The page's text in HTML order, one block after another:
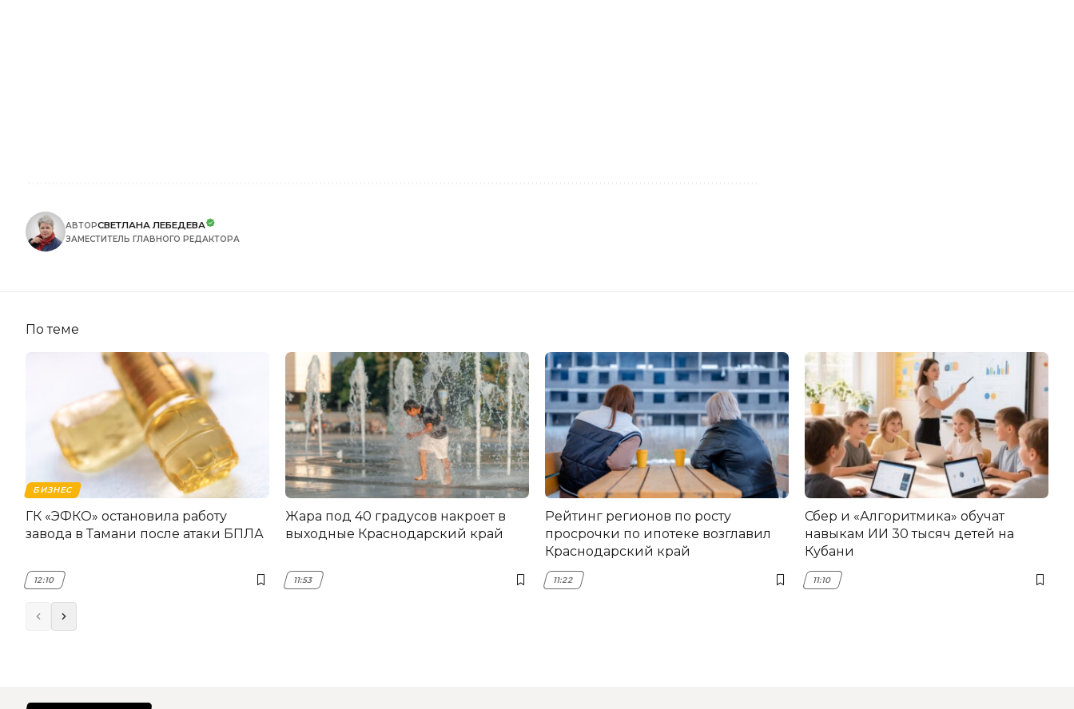
АВТОРСВЕТЛАНА ЛЕБЕДЕВА
ЗАМЕСТИТЕЛЬ ГЛАВНОГО РЕДАКТОРА
По теме
БИЗНЕС
ГК «ЭФКО» остановила работу
завода в Тамани после атаки БПЛА
12:10
Жара под 40 градусов накроет в
выходные Краснодарский край
11:53
Рейтинг регионов по росту
просрочки по ипотеке возглавил
Краснодарский край
11:22
Сбер и «Алгоритмика» обучат
навыкам ИИ 30 тысяч детей на
Кубани
11:10